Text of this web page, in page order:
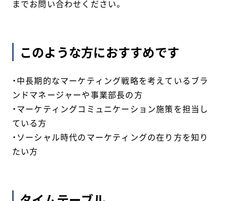
までお問い合わせください。
このような方におすすめです
・中長期的なマーケティング戦略を考えているブラ
ンドマネージャーや事業部長の方
・マーケティングコミュニケーション施策を担当し
ている方
・ソーシャル時代のマーケティングの在り方を知り
たい方